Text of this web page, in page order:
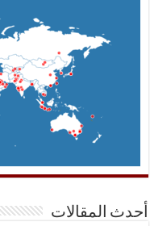
أحدث المقالات